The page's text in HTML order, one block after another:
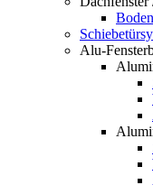
Alu-